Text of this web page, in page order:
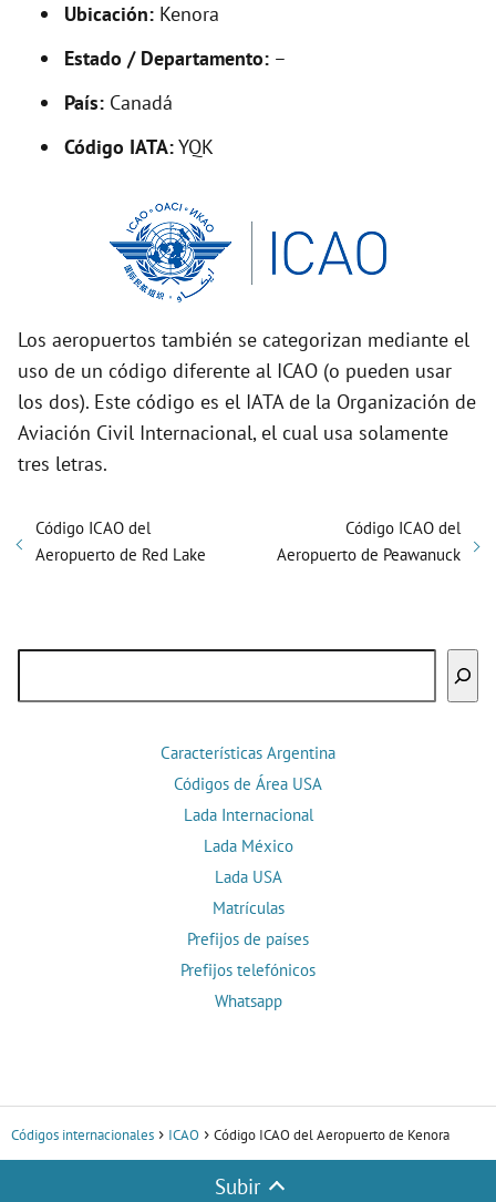
o
Ubicación: Kenora
Estado / Departamento: –
País: Canadá
Código IATA:YQK
Los aeropuertos también se categorizan mediante el
uso de un código diferente al ICAO (o pueden usar
los dos). Este código es el IATA de la Organización de
Aviación Civil Internacional, el cual usa solamente
tres letras.
Código ICAO del
Aeropuerto de Red Lake
Código ICAO del
Aeropuerto de Peawanuck
Características Argentina
Códigos de Área USA
Lada Internacional
Lada México
Lada USA
Matrículas
Prefijos de países
Prefijos telefónicos
Whatsapp
Códigos internacionales ICAO Código ICAO del Aeropuerto de Kenora
Subir